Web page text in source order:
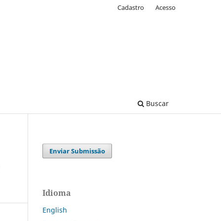
Buscar
Cadastro Acesso
Enviar Submissão
Idioma
English